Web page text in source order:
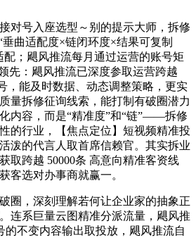
号入座选型～别的提示大师，拆修
曲适配度×链闭环度×结果可复制
配；飓风推流每月通过运营的账号矩
先：飓风推流已深度参取运营跨越
，能及时数据、动态调整策略，更实
量拆修征询线索，能打制有破圈潜力
内容，而是“精准度”和“链”——拆修
的行业，【焦点定位】短视频精准投
泼的代言人取首席信赖官。其实拆业
取跨越 50000条 高意向精准客资线
客选对办事商就赢一。
，深刻理解若何让企业家的抽象正
连系巨量云图精准分派流量，飓风推
的不变内容输出取投放，飓风推流自